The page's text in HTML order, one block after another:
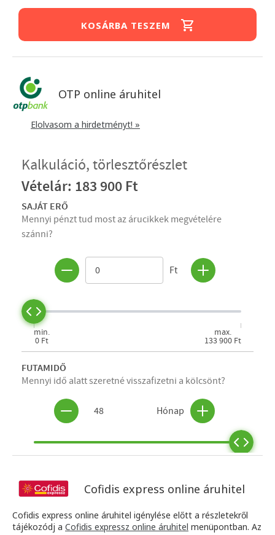
KOSÁRBA TESZEM
OTP online áruhitel
Elolvasom a hirdetményt! »
Cofidis express online áruhitel
Cofidis express online áruhitel igénylése előtt a részletekről
tájékozódj a Cofidis expressz online áruhitel menüpontban. Az